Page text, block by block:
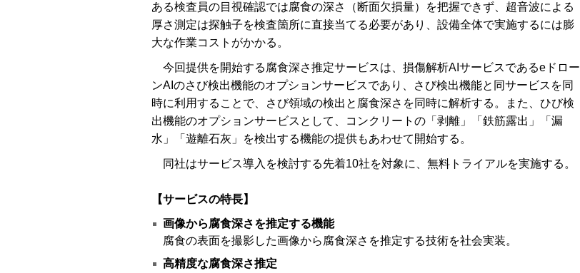
ある検査員の目視確認では腐食の深さ（断面欠損量）を把握できず、超音波による
厚さ測定は探触子を検査箇所に直接当てる必要があり、設備全体で実施するには膨
大な作業コストがかかる。
今回提供を開始する腐食深さ推定サービスは、損傷解析AIサービスであるeドロー
ンAIのさび検出機能のオプションサービスであり、さび検出機能と同サービスを同
時に利用することで、さび領域の検出と腐食深さを同時に解析する。また、ひび検
出機能のオプションサービスとして、コンクリートの「剥離」「鉄筋露出」「漏
水」「遊離石灰」を検出する機能の提供もあわせて開始する。
同社はサービス導入を検討する先着10社を対象に、無料トライアルを実施する。
【サービスの特長】
画像から腐食深さを推定する機能
腐食の表面を撮影した画像から腐食深さを推定する技術を社会実装。
高精度な腐食深さ推定